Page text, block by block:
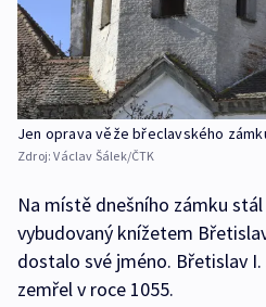
Jen oprava věže břeclavského
Zdroj:Václav Šálek/ČTK
Na místě dnešního zámku
vybudovaný knížetem
dostalo své jméno. Břetislav
zemřel v roce 1055.